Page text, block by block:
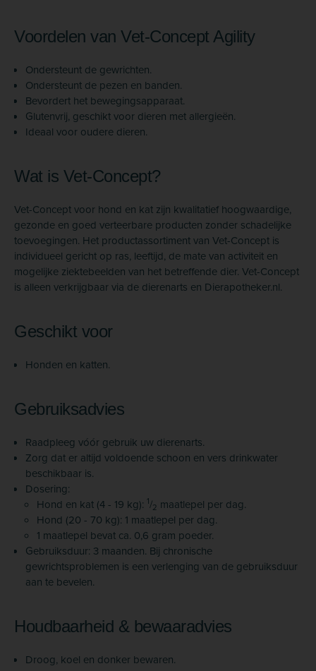
Voordelen van Vet-Concept Agility
Ondersteunt de gewrichten.
Ondersteunt de pezen en banden.
Bevordert het bewegingsapparaat.
Glutenvrij, geschikt voor dieren met allergieën.
Ideaal voor oudere dieren.
Wat is Vet-Concept?
Vet-Concept voor hond en kat zijn kwalitatief hoogwaardige,
gezonde en goed verteerbare producten zonder schadelijke
toevoegingen. Het productassortiment van Vet-Concept is
individueel gericht op ras, leeftijd, de mate van activiteit en
mogelijke ziektebeelden van het betreffende dier. Vet-Concept
is alleen verkrijgbaar via de dierenarts en Dierapotheker.nl.
Geschikt voor
Honden en katten.
Gebruiksadvies
Raadpleeg vóór gebruik uw dierenarts.
Zorg dat er altijd voldoende schoon en vers drinkwater
beschikbaar is.
Dosering:
Hond en kat (4 - 19 kg): 1/2 maatlepel per dag.
Hond (20 - 70 kg): 1 maatlepel per dag.
1 maatlepel bevat ca. 0,6 gram poeder.
Gebruiksduur: 3 maanden. Bij chronische
gewrichtsproblemen is een verlenging van de gebruiksduur
aan te bevelen.
Houdbaarheid & bewaaradvies
Droog, koel en donker bewaren.